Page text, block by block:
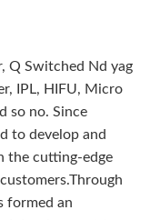
Q Switched Nd yag
IPL, HIFU, Micro
so no. Since
to develop and
the cutting-edge
formed an